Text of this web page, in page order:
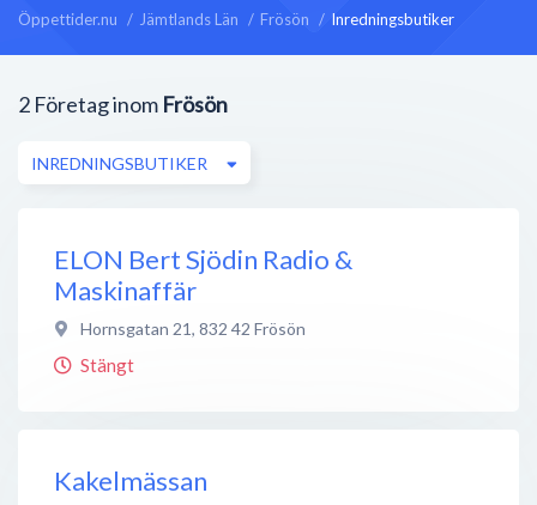
Öppettider.nu Jämtlands Län Frösön Inredningsbutiker
2 Företag inom Frösön
INREDNINGSBUTIKER
ELON Bert Sjödin Radio &
Maskinaffär
Hornsgatan 21, 832 42 Frösön
Stängt
Kakelmässan